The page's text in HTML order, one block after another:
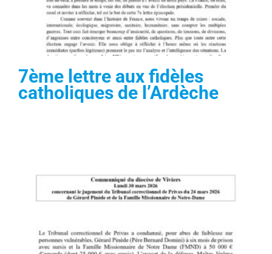
7ème lettre aux fidèles
catholiques de l’Ardèche